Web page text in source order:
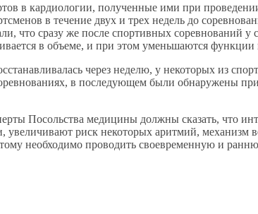
в кардиологии, полученные ими при
в течение двух и трех недель до
что сразу же после спортивных соревнований у
в объеме, и при этом уменьшаются функции
через неделю, у некоторых из
в последующем были обнаружены
Посольства медицины должны сказать, что
риск некоторых аритмий, механизм
необходимо проводить своевременную и